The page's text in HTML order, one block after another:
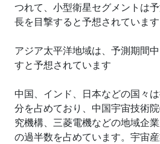
つれて、小型衛星セグメントは
長を目撃すると予想されています
アジア太平洋地域は、予測期間
すと予想されています
中国、インド、日本などの国々
分を占めており、中国宇宙技術
究機構、三菱電機などの地域企
の過半数を占めています。宇宙